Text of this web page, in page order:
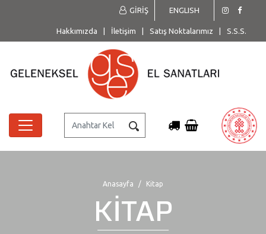
ENGLISH
GİRİŞ
Hakkımızda İletişim Satış Noktalarımız S.S.S.
Anasayfa Kitap
KİTAP